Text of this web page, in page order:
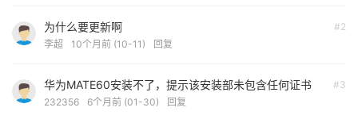
#2
为什么要更新啊
李超 10个月前 (10-11) 回复
#3
华为MATE60安装不了，提示该安装部未包含任何证书
232356 6个月前 (01-30) 回复